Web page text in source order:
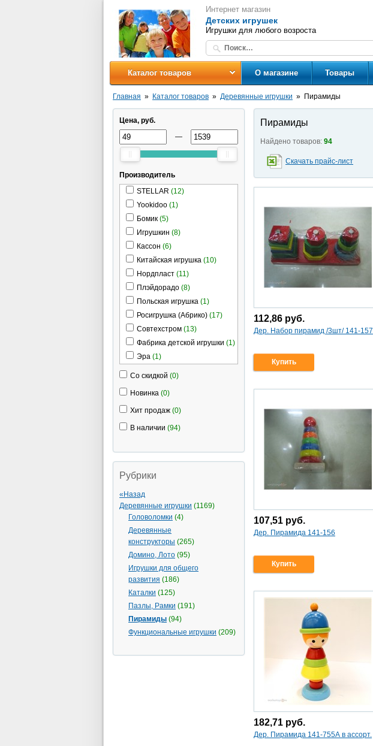
Интернет магазин
Детских игрушек
Игрушки для любого возроста
Каталог товаров О магазине Товары
Главная Каталог товаров Деревянные игрушки Пирамиды
Цена, руб.
—
Производитель
STELLAR (12)
Yookidoo (1)
Бомик (5)
Игрушкин (8)
Кассон (6)
Китайская игрушка (10)
Нордпласт (11)
Плэйдорадо (8)
Польская игрушка (1)
Росигрушка (Абрико) (17)
Совтехстром (13)
Фабрика детской игрушки (1)
Эра (1)
Со скидкой (0)
Новинка (0)
Хит продаж (0)
В наличии (94)
Рубрики
«Назад
Деревянные игрушки (1169)
Головоломки (4)
Деревянные
конструкторы (265)
Домино, Лото (95)
Игрушки для общего
развития (186)
Каталки (125)
Пазлы, Рамки (191)
Пирамиды (94)
Функциональные игрушки (209)
Пирамиды
Найдено товаров: 94
Скачать прайс-лист
112,86 руб.
Дер. Набор пирамид /3шт/ 141-157
Купить
107,51 руб.
Дер. Пирамида 141-156
Купить
182,71 руб.
Дер. Пирамида 141-755А в ассорт.